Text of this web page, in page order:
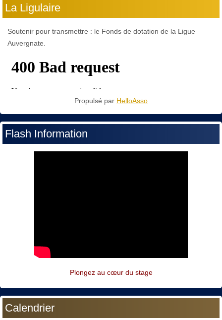
La Ligulaire
Soutenir pour transmettre : le Fonds de dotation de la Ligue
Auvergnate.
Propulsé par HelloAsso
Flash Information
Plongez au cœur du stage
Calendrier